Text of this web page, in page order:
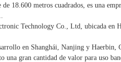
de 18.600 metros cuadrados, es una
Technology Co., Ltd, ubicada
en Shanghái, Nanjing y Haerbin,
una gran cantidad de valor para uso